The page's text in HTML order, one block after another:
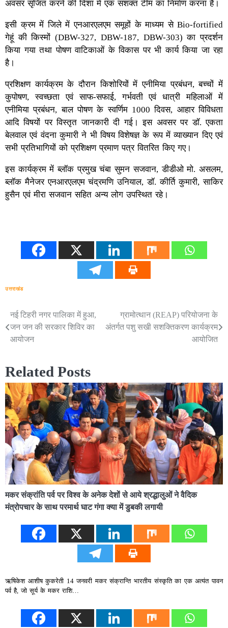
अवसर सृजित करने की दिशा में एक सशक्त टीम का निर्माण करना है।
इसी क्रम में जिले में एनआरएलएम समूहों के माध्यम से Bio-fortified
गेहूं की किस्मों (DBW-327, DBW-187, DBW-303) का प्रदर्शन
किया गया तथा पोषण वाटिकाओं के विकास पर भी कार्य किया जा रहा
है।
प्रशिक्षण कार्यक्रम के दौरान किशोरियों में एनीमिया प्रबंधन, बच्चों में
कुपोषण, स्वच्छता एवं साफ-सफाई, गर्भवती एवं धात्री महिलाओं में
एनीमिया प्रबंधन, बाल पोषण के स्वर्णिम 1000 दिवस, आहार विविधता
आदि विषयों पर विस्तृत जानकारी दी गई। इस अवसर पर डॉ. एकता
बेलवाल एवं वंदना कुमारी ने भी विषय विशेषज्ञ के रूप में व्याख्यान दिए एवं
सभी प्रतिभागियों को प्रशिक्षण प्रमाण पत्र वितरित किए गए।
इस कार्यक्रम में ब्लॉक प्रमुख चंबा सुमन सजवान, डीडीओ मो. असलम,
ब्लॉक मैनेजर एनआरएलएम चंद्रमणि उनियाल, डॉ. कीर्ति कुमारी, साकिर
हुसैन एवं मीरा सजवान सहित अन्य लोग उपस्थित रहे।
उत्तराखंड
Post
navigation
नई टिहरी नगर पालिका में हुआ,
जन जन की सरकार शिविर का
आयोजन
ग्रामोत्थान (REAP) परियोजना के
अंतर्गत पशु सखी सशक्तिकरण कार्यक्रम
आयोजित
Related Posts
मकर संक्रांति पर्व पर विश्व के अनेक देशों से आये श्रद्धालुओं ने वैदिक
मंत्रोपचार के साथ परमार्थ घाट गंगा क्या में डुबकी लगायी
ऋषिकेश आशीष कुकरेती 14 जनवरी मकर संक्रान्ति भारतीय संस्कृति का एक अत्यंत पावन
पर्व है, जो सूर्य के मकर राशि…